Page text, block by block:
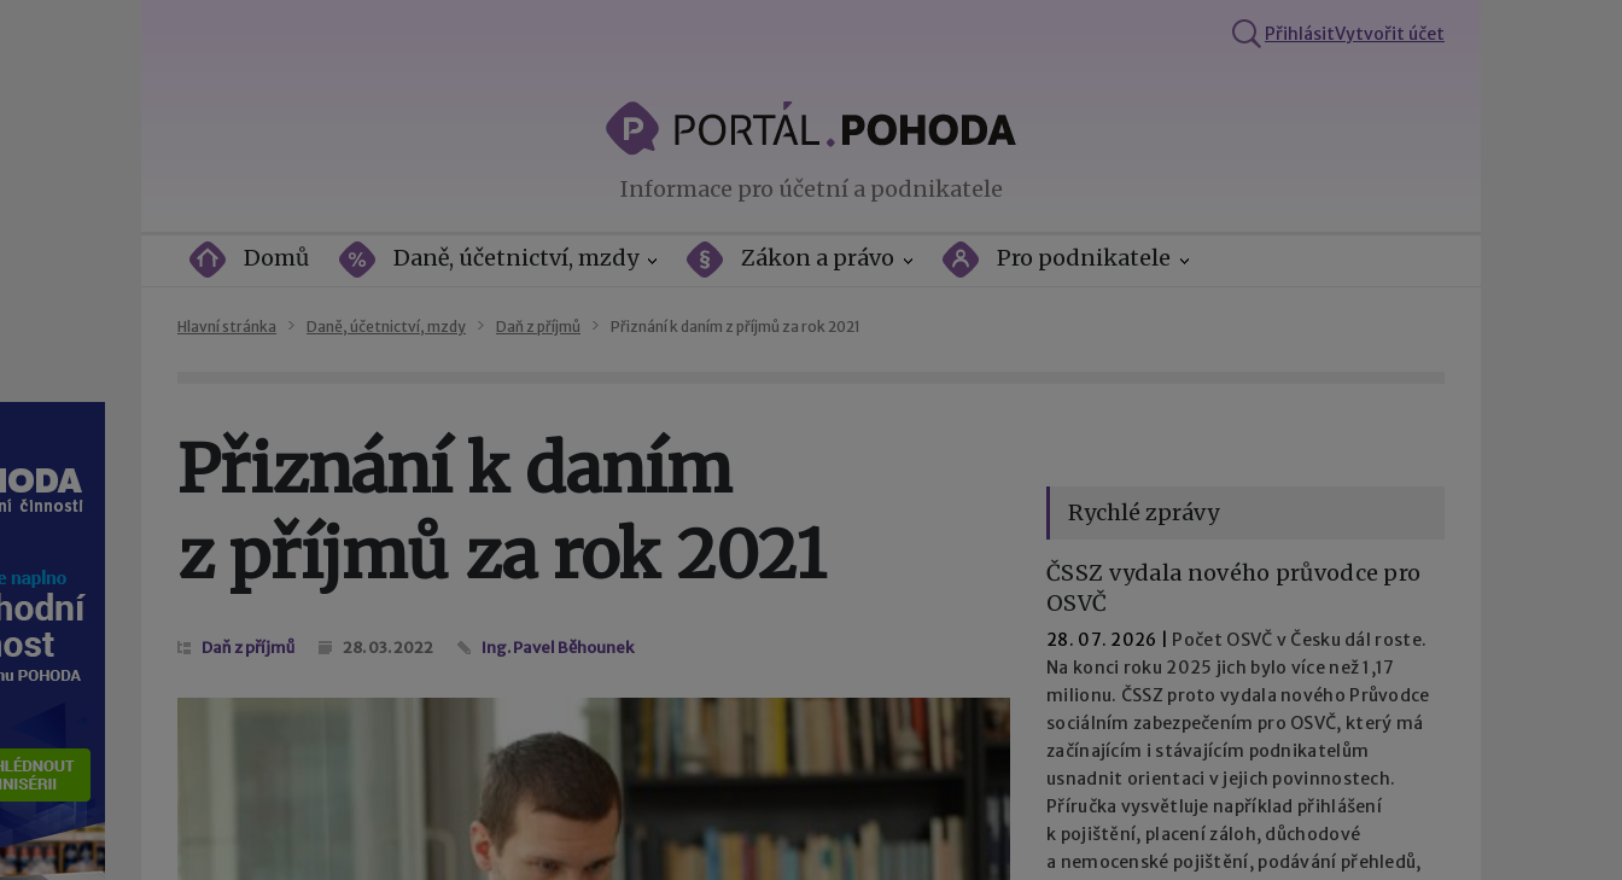
PřihlásitVytvořit účet
Informace pro účetní a podnikatele
Domů Daně, účetnictví, mzdy Zákon a právo Pro podnikatele
Hlavní stránka Daně, účetnictví, mzdy Daň z příjmů Přiznání k daním z příjmů za rok 2021
Přiznání k daním
z příjmů za rok 2021
Daň z příjmů 28. 03. 2022 Ing. Pavel Běhounek
Rychlé zprávy
ČSSZ vydala nového průvodce pro
OSVČ
28. 07. 2026
Počet OSVČ v Česku dál roste.
Na konci roku 2025 jich bylo více než 1,17
milionu. ČSSZ proto vydala nového Průvodce
sociálním zabezpečením pro OSVČ, který má
začínajícím i stávajícím podnikatelům
usnadnit orientaci v jejich povinnostech.
Příručka vysvětluje například přihlášení
k pojištění, placení záloh, důchodové
a nemocenské pojištění, podávání přehledů,